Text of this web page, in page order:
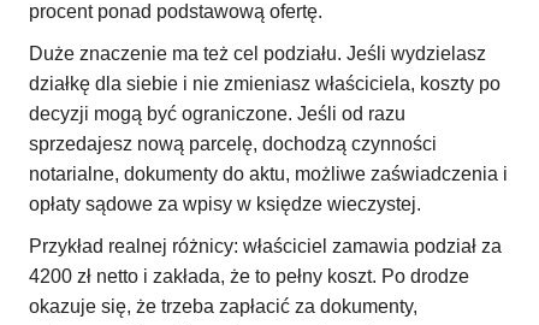
procent ponad podstawową ofertę.
Duże znaczenie ma też cel podziału. Jeśli wydzielasz
działkę dla siebie i nie zmieniasz właściciela, koszty po
decyzji mogą być ograniczone. Jeśli od razu
sprzedajesz nową parcelę, dochodzą czynności
notarialne, dokumenty do aktu, możliwe zaświadczenia i
opłaty sądowe za wpisy w księdze wieczystej.
Przykład realnej różnicy: właściciel zamawia podział za
4200 zł netto i zakłada, że to pełny koszt. Po drodze
okazuje się, że trzeba zapłacić za dokumenty,